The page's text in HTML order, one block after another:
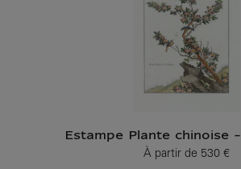
Estampe Plante chinoise
À partir dePrix ​​actuel
530 €